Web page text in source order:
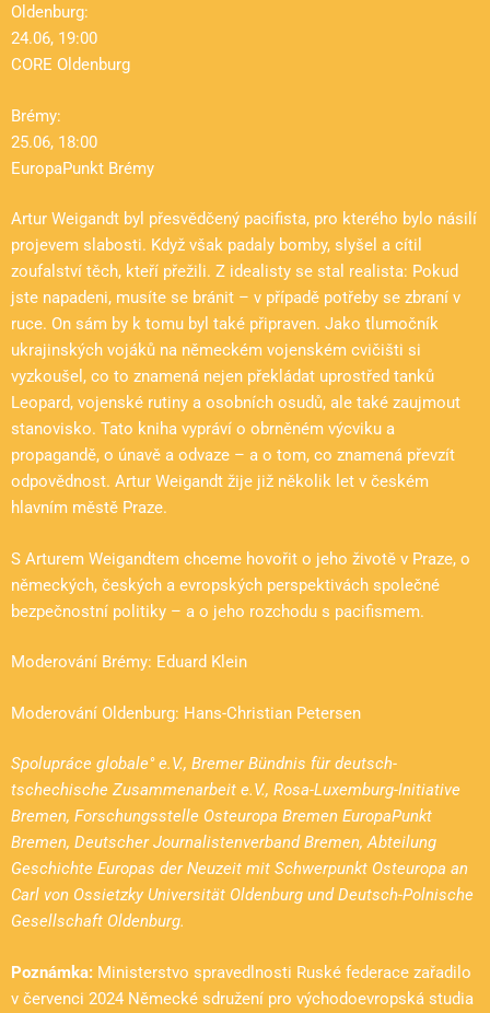
Oldenburg:
24.06, 19:00
CORE Oldenburg
Brémy:
25.06, 18:00
EuropaPunkt Brémy
Artur Weigandt byl přesvědčený pacifista, pro kterého bylo násilí
projevem slabosti. Když však padaly bomby, slyšel a cítil
zoufalství těch, kteří přežili. Z idealisty se stal realista: Pokud
jste napadeni, musíte se bránit – v případě potřeby se zbraní v
ruce. On sám by k tomu byl také připraven. Jako tlumočník
ukrajinských vojáků na německém vojenském cvičišti si
vyzkoušel, co to znamená nejen překládat uprostřed tanků
Leopard, vojenské rutiny a osobních osudů, ale také zaujmout
stanovisko. Tato kniha vypráví o obrněném výcviku a
propagandě, o únavě a odvaze – a o tom, co znamená převzít
odpovědnost. Artur Weigandt žije již několik let v českém
hlavním městě Praze.
S Arturem Weigandtem chceme hovořit o jeho životě v Praze, o
německých, českých a evropských perspektivách společné
bezpečnostní politiky – a o jeho rozchodu s pacifismem.
Moderování Brémy: Eduard Klein
Moderování Oldenburg: Hans-Christian Petersen
Spolupráce globale° e.V., Bremer Bündnis für deutsch-
tschechische Zusammenarbeit e.V., Rosa-Luxemburg-Initiative
Bremen, Forschungsstelle Osteuropa Bremen EuropaPunkt
Bremen, Deutscher Journalistenverband Bremen, Abteilung
Geschichte Europas der Neuzeit mit Schwerpunkt Osteuropa an
Carl von Ossietzky Universität Oldenburg und Deutsch-Polnische
Gesellschaft Oldenburg.
Poznámka: Ministerstvo spravedlnosti Ruské federace zařadilo
v červenci 2024 Německé sdružení pro východoevropská studia